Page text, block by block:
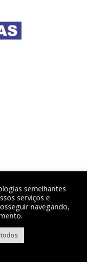
semelhantes
serviços e
navegando,